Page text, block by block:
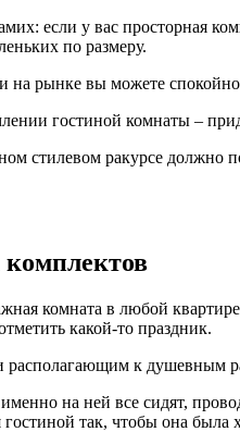
если у вас просторная
по размеру.
рынке вы можете
гостиной комнаты –
стилевом ракурсе должно
комната в любой
какой-то праздник.
к душевным
на ней все сидят,
так, чтобы она была